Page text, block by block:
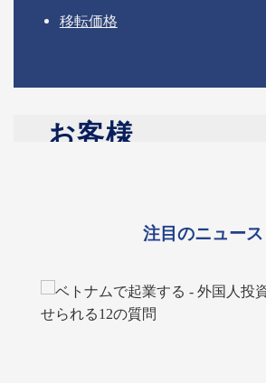
移転価格
お客様
スを提供できることを誇りに思っ
ために当社を信頼しています。皆
信頼とパートナーシップに心から感
注目のニュース